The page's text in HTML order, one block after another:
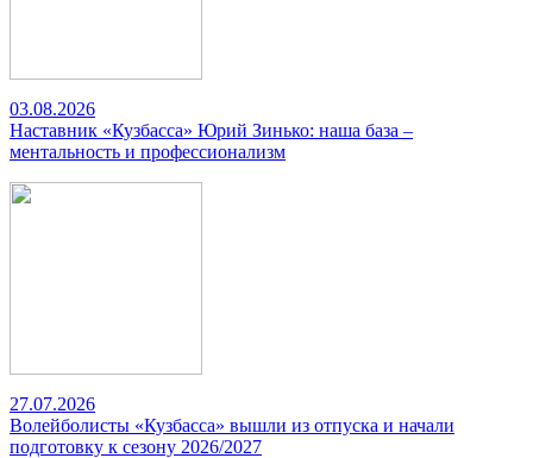
03.08.2026
Наставник «Кузбасса» Юрий Зинько: наша база –
ментальность и профессионализм
27.07.2026
Волейболисты «Кузбасса» вышли из отпуска и начали
подготовку к сезону 2026/2027